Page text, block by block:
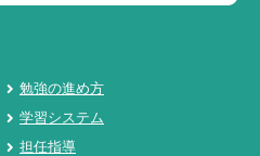
勉強の進め方
学習システム
担任指導